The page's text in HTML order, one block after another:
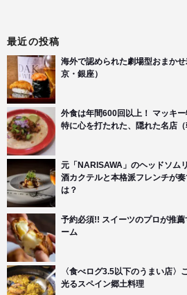
最近の投稿
海外で認められた劇場型おまか
京・銀座）
外食は年間600回以上！ マッキ
特に心を打たれた、隠れた名店（
元「NARISAWA」のヘッドソム
酒カクテルと本格派フレンチが
は？
予約必須!! スイーツのプロが推
ーム
〈食べログ3.5以下のうまい店
光るスペイン郷土料理